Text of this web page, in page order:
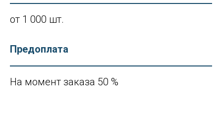
от 1 000 шт.
Предоплата
На момент заказа 50 %